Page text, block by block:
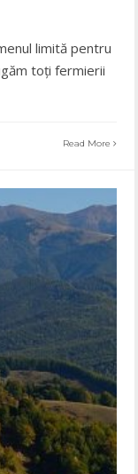
limită pentru
toți fermierii
Read More